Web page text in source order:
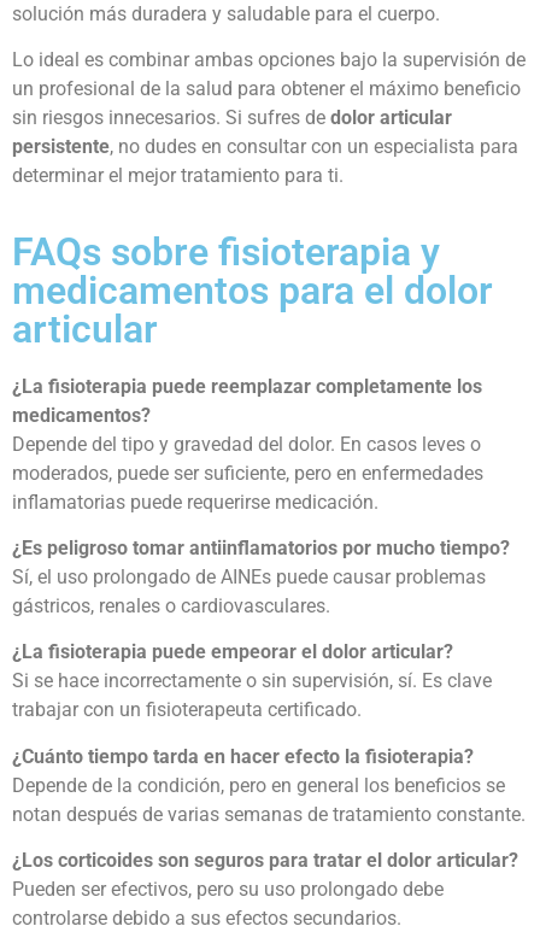
solución más duradera y saludable para el cuerpo.
Lo ideal es combinar ambas opciones bajo la supervisión de
un profesional de la salud para obtener el máximo beneficio
sin riesgos innecesarios. Si sufres de dolor articular
persistente, no dudes en consultar con un especialista para
determinar el mejor tratamiento para ti.
FAQs sobre fisioterapia y
medicamentos para el dolor
articular
¿La fisioterapia puede reemplazar completamente los
medicamentos?
Depende del tipo y gravedad del dolor. En casos leves o
moderados, puede ser suficiente, pero en enfermedades
inflamatorias puede requerirse medicación.
¿Es peligroso tomar antiinflamatorios por mucho tiempo?
Sí, el uso prolongado de AINEs puede causar problemas
gástricos, renales o cardiovasculares.
¿La fisioterapia puede empeorar el dolor articular?
Si se hace incorrectamente o sin supervisión, sí. Es clave
trabajar con un fisioterapeuta certificado.
¿Cuánto tiempo tarda en hacer efecto la fisioterapia?
Depende de la condición, pero en general los beneficios se
notan después de varias semanas de tratamiento constante.
¿Los corticoides son seguros para tratar el dolor articular?
Pueden ser efectivos, pero su uso prolongado debe
controlarse debido a sus efectos secundarios.